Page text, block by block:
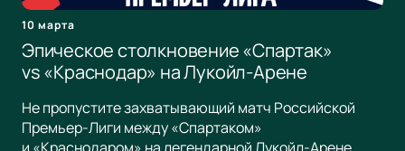
10 марта
Эпическое столкновение «Спартак»
vs «Краснодар» на Лукойл-Арене
Не пропустите захватывающий матч Российской
Премьер-Лиги между «Спартаком»